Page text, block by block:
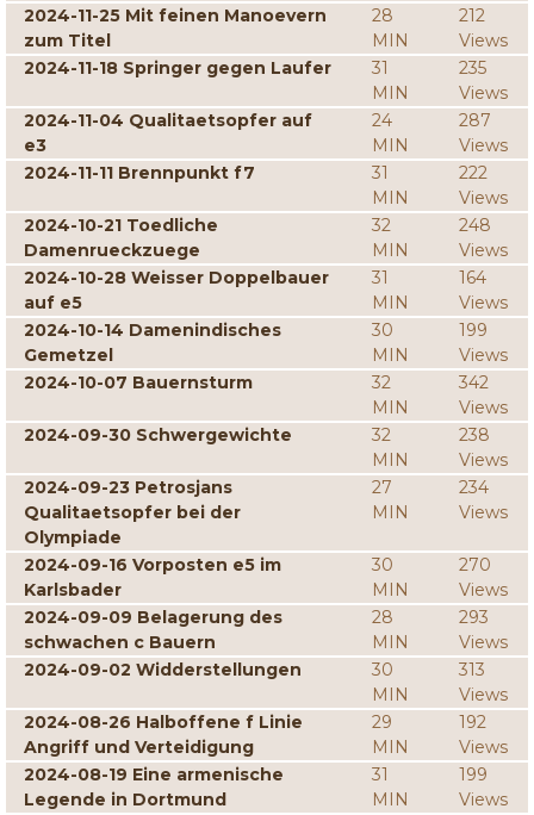
2024-11-25 Mit feinen Manoevern
zum Titel
28
MIN
212
Views
2024-11-18 Springer gegen Laufer
31
MIN
235
Views
2024-11-04 Qualitaetsopfer auf
e3
24
MIN
287
Views
2024-11-11 Brennpunkt f7
31
MIN
222
Views
2024-10-21 Toedliche
Damenrueckzuege
32
MIN
248
Views
2024-10-28 Weisser Doppelbauer
auf e5
31
MIN
164
Views
2024-10-14 Damenindisches
Gemetzel
30
MIN
199
Views
2024-10-07 Bauernsturm
32
MIN
342
Views
2024-09-30 Schwergewichte
32
MIN
238
Views
2024-09-23 Petrosjans
Qualitaetsopfer bei der
Olympiade
27
MIN
234
Views
2024-09-16 Vorposten e5 im
Karlsbader
30
MIN
270
Views
2024-09-09 Belagerung des
schwachen c Bauern
28
MIN
293
Views
2024-09-02 Widderstellungen
30
MIN
313
Views
2024-08-26 Halboffene f Linie
Angriff und Verteidigung
29
MIN
192
Views
2024-08-19 Eine armenische
Legende in Dortmund
31
MIN
199
Views